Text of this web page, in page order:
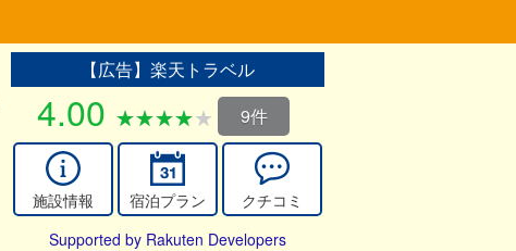
【広告】楽天トラベル
4.00 9件
施設情報 宿泊プラン
クチコミ
Supported by Rakuten Developers